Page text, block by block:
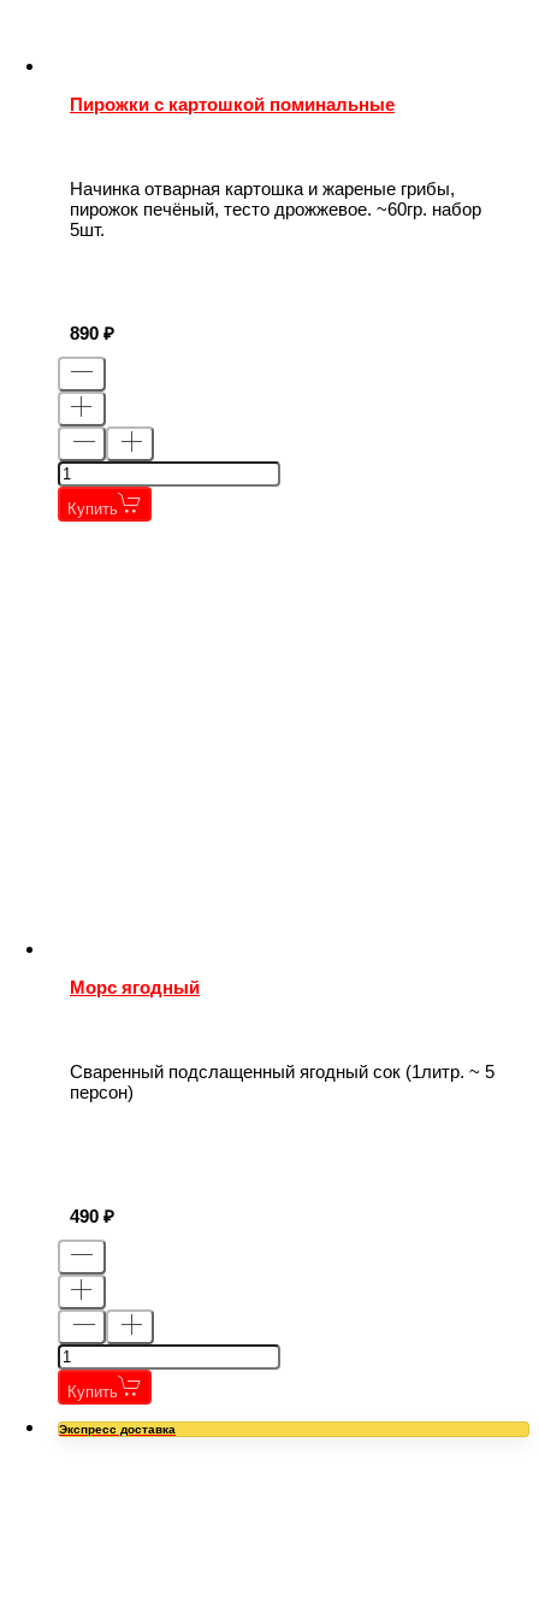
Пирожки с картошкой поминальные
Начинка отварная картошка и жареные грибы,
пирожок печёный, тесто дрожжевое. ~60гр. набор
5шт.
890
Купить
Морс ягодный
Сваренный подслащенный ягодный сок (1литр. ~ 5
персон)
490
Купить
Экспресс доставка